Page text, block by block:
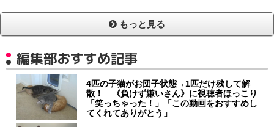
もっと見る
編集部おすすめ記事
4匹の子猫がお団子状態→1匹だけ残して解
散！ 《負けず嫌いさん》に視聴者ほっこり
「笑っちゃった！」「この動画をおすすめし
てくれてありがとう」